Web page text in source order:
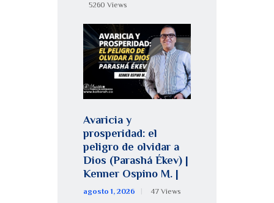
5260 Views
Avaricia y
prosperidad: el
peligro de olvidar a
Dios (Parashá Ékev) |
Kenner Ospino M. |
agosto 1, 2026 47 Views